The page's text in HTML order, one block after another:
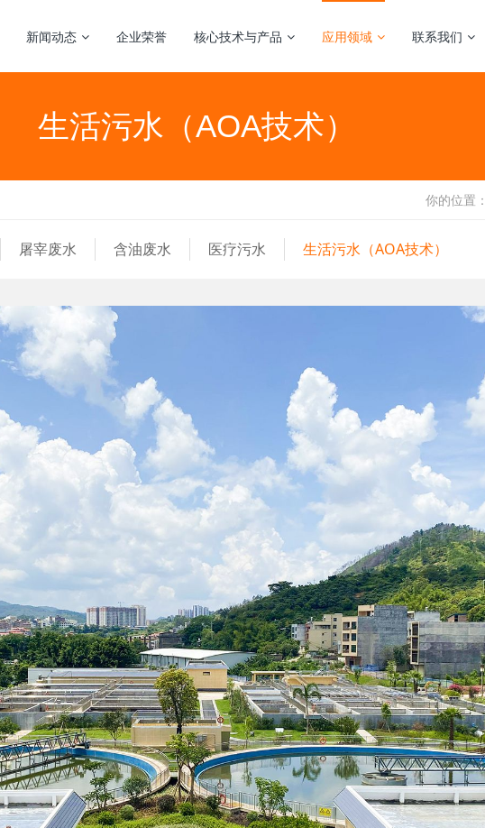
新闻动态 企业荣誉 核心技术与产品 应用领域 联系我们
生活污水（AOA技术）
你的位置：
屠宰废水 含油废水 医疗污水 生活污水（AOA技术）